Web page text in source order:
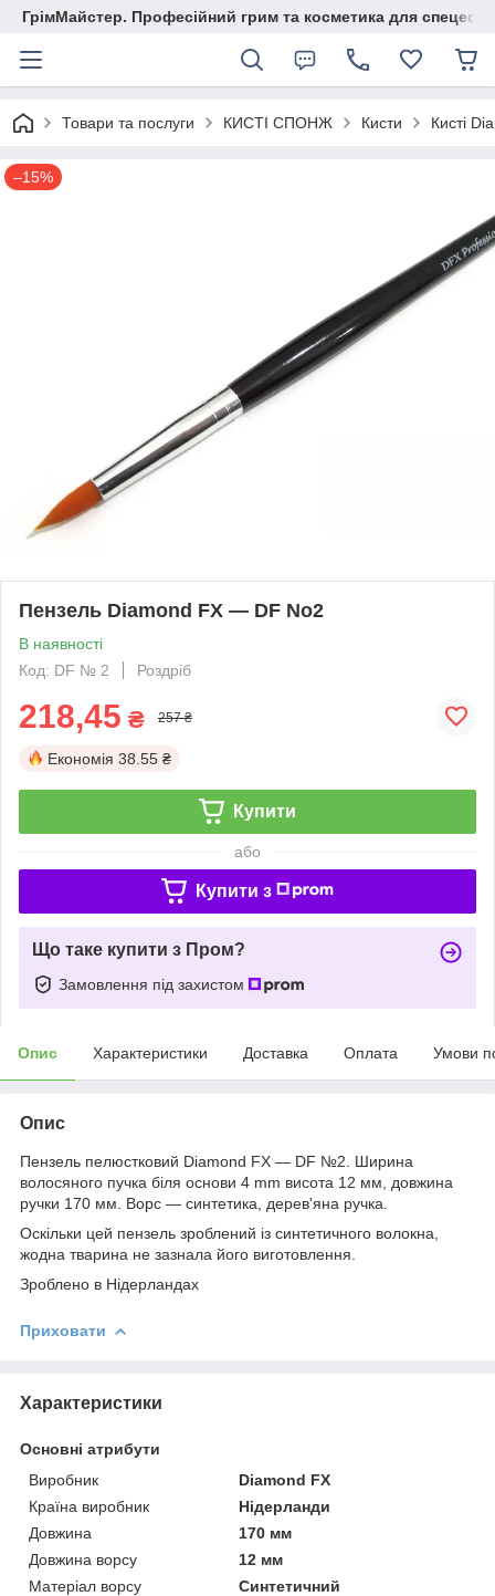
ГрімМайстер. Професійний грим та косметика для
Товари та послуги КИСТІ СПОНЖ Кисти Кисті
–15%
Пензель Diamond FX — DF No2
В наявності
Код: DF № 2
Роздріб
218,45 ₴ 257 ₴
Економія 38.55 ₴
Купити
або
Купити з
Що таке купити з Пром?
Замовлення під захистом
Опис Характеристики Доставка Оплата Умови
Опис
Пензель пелюстковий Diamond FX ― DF №2. Ширина
волосяного пучка біля основи 4 mm висота 12 мм, довжина
ручки 170 мм. Ворс — синтетика, дерев'яна ручка.
Оскільки цей пензель зроблений із синтетичного волокна,
жодна тварина не зазнала його виготовлення.
Зроблено в Нідерландах
Приховати
Характеристики
Основні атрибути
Виробник
Diamond FХ
Країна виробник
Нідерланди
Довжина
170 мм
Довжина ворсу
12 мм
Матеріал ворсу
Синтетичний